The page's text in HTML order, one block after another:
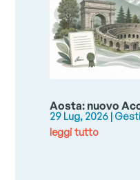
Aosta: nuovo
29 Lug, 2026 |
leggi tutto